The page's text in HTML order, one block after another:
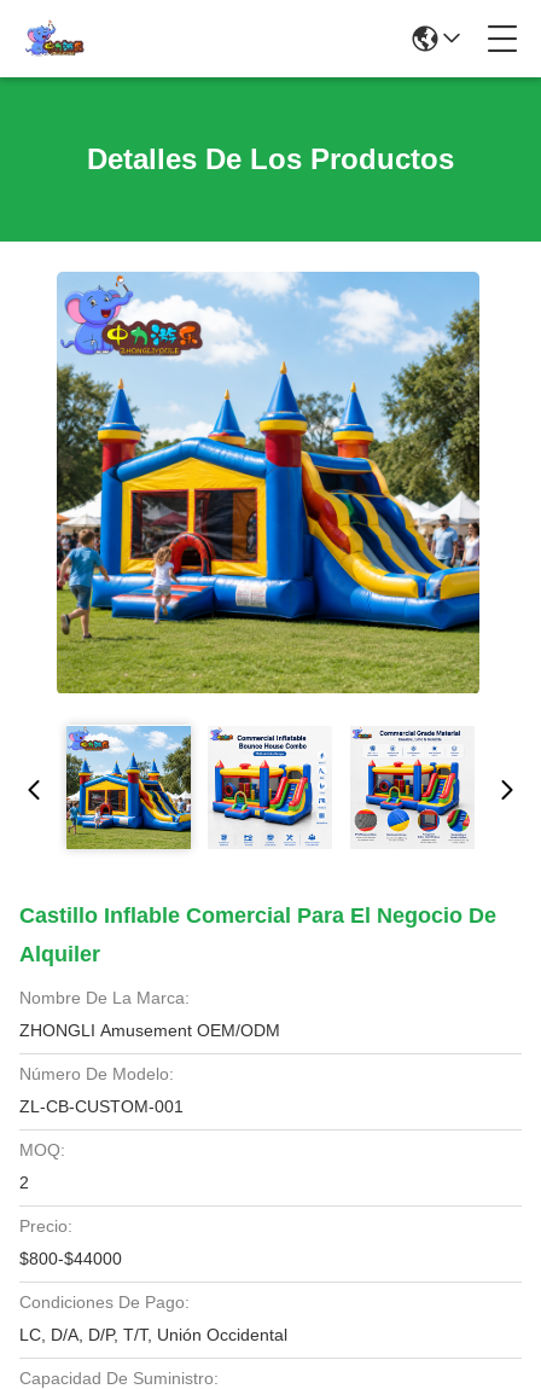
Detalles De Los Productos
Castillo Inflable Comercial Para El Negocio De
Alquiler
Nombre De La Marca:
ZHONGLI Amusement OEM/ODM
Número De Modelo:
ZL-CB-CUSTOM-001
MOQ:
2
Precio:
$800-$44000
Condiciones De Pago:
LC, D/A, D/P, T/T, Unión Occidental
Capacidad De Suministro: